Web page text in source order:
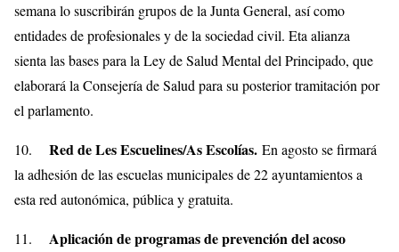
semana lo suscribirán grupos de la Junta General, así como
entidades de profesionales y de la sociedad civil. Eta alianza
sienta las bases para la Ley de Salud Mental del Principado, que
elaborará la Consejería de Salud para su posterior tramitación por
el parlamento.
10. Red de Les Escuelines/As Escolías. En agosto se firmará
la adhesión de las escuelas municipales de 22 ayuntamientos a
esta red autonómica, pública y gratuita.
11. Aplicación de programas de prevención del acoso